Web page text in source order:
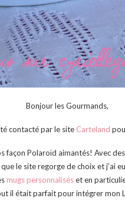
Bonjour les Gourmands,
contacté par le site Carteland
façon Polaroïd aimantés! Avec
le site regorge de choix et j’ai
mugs personnaliséset en
il était parfait pour intégrer mon